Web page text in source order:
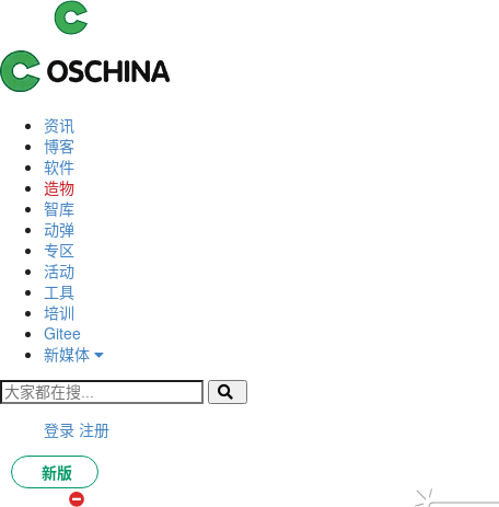
资讯
博客
软件
造物
智库
动弹
专区
活动
工具
培训
Gitee
新媒体
登录 注册
新版